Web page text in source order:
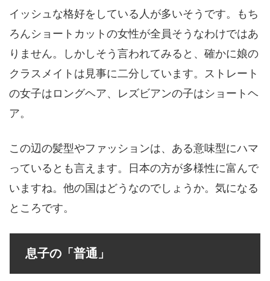
イッシュな格好をしている人が多いそうです。もち
ろんショートカットの女性が全員そうなわけではあ
りません。しかしそう言われてみると、確かに娘の
クラスメイトは見事に二分しています。ストレート
の女子はロングヘア、レズビアンの子はショートヘ
ア。
この辺の髪型やファッションは、ある意味型にハマ
っているとも言えます。日本の方が多様性に富んで
いますね。他の国はどうなのでしょうか。気になる
ところです。
息子の「普通」